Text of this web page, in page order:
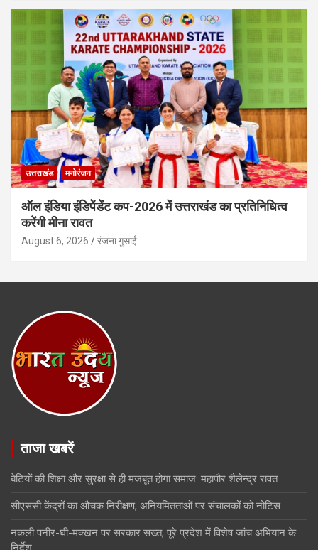
उत्तराखंड मनोरंजन
ऑल इंडिया इंडिपेंडेंट कप-2026 में उत्तराखंड का प्रतिनिधित्व
करेंगी मीना रावत
August 6, 2026 रंजना गुसाई
ताजा खबरें
बेटियों की शिक्षा और सुरक्षा से ही मजबूत होगा समाज: महापौर शैलेन्द्र रावत
सीएससी केंद्रों का औचक निरीक्षण, अनियमितताओं पर संचालकों को नोटिस
नकली पनीर-घी-मक्खन पर सरकार सख्त, पूरे प्रदेश में विशेष जांच अभियान के